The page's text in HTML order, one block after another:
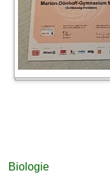
überspringen
Biologie